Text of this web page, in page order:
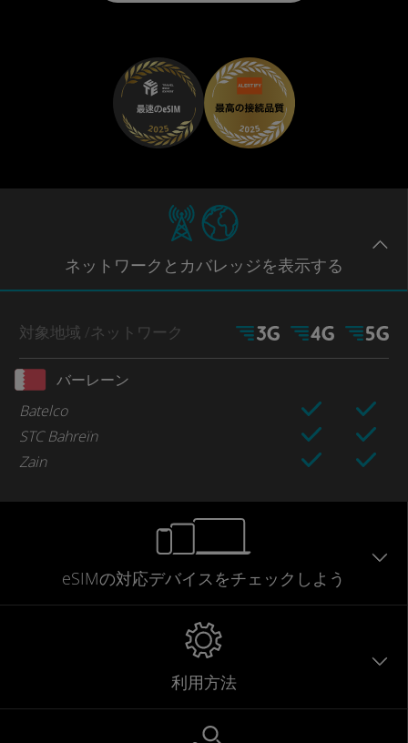
ネットワークとカバレッジを表示する
対象地域 /ネットワーク
バーレーン
Batelco
STC Bahreïn
Zain
eSIMの対応デバイスをチェックしよう
利用方法